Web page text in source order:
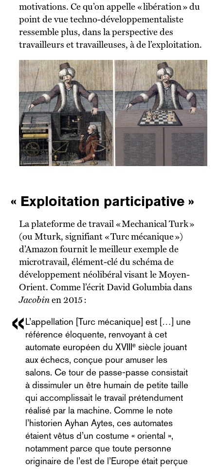
motivations. Ce qu’on appelle « libération » du
point de vue techno-développementaliste
ressemble plus, dans la perspective des
travailleurs et travailleuses, à de l’exploitation.
« Exploitation participative »
La plateforme de travail « Mechanical Turk »
(ou Mturk, signifiant « Turc mécanique »)
d’Amazon fournit le meilleur exemple de
microtravail, élément-clé du schéma de
développement néolibéral visant le Moyen-
Orient. Comme l’écrit David Golumbia dans
Jacobinen 2015 :
L’appellation [Turc mécanique] est […] une
référence éloquente, renvoyant à cet
automate européen du XVIIIe siècle jouant
aux échecs, conçue pour amuser les
salons. Ce tour de passe-passe consistait
à dissimuler un être humain de petite taille
qui accomplissait le travail prétendument
réalisé par la machine. Comme le note
l’historien Ayhan Aytes, ces automates
étaient vêtus d’un costume « oriental »,
notamment parce que toute personne
originaire de l’est de l’Europe était perçue